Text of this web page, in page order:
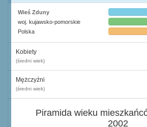
Wieś Zduny
woj. kujawsko-pomorskie
Polska
Kobiety
(średni wiek)
Mężczyźni
(średni wiek)
Piramida wieku
2002